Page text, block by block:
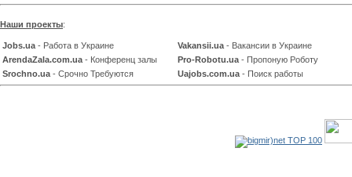
Наши проекты:
Jobs.ua - Работа в Украине Vakansii.ua - Вакансии в Украине
ArendaZala.com.ua - Конференц залы Pro-Robotu.ua - Пропоную Роботу
Srochno.ua - Срочно Требуются Uajobs.com.ua - Поиск работы